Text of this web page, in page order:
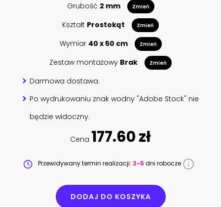
Grubość 2 mm Zmień
Kształt Prostokąt Zmień
Wymiar 40 x 50 cm Zmień
Zestaw montażowy Brak Zmień
Darmowa dostawa.
Po wydrukowaniu znak wodny "Adobe Stock" nie
będzie widoczny.
Cena 177.60 zł
Przewidywany termin realizacji: 2-5 dni robocze
DODAJ DO KOSZYKA